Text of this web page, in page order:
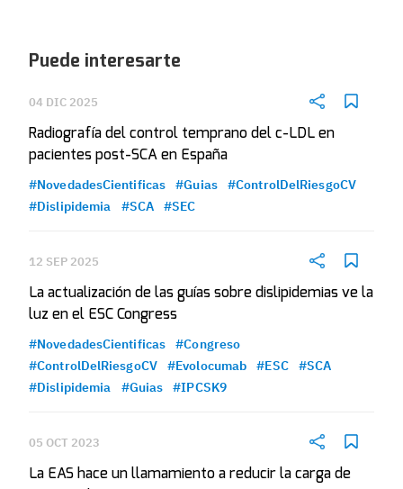
Puede interesarte
04 DIC 2025
Radiografía del control temprano del c-LDL en
pacientes post-SCA en España
#NovedadesCientificas #Guias
#ControlDelRiesgoCV
#Dislipidemia
#SCA #SEC
12 SEP 2025
La actualización de las guías sobre dislipidemias ve la
luz en el ESC Congress
#NovedadesCientificas
#Congreso
#ControlDelRiesgoCV
#Evolocumab #ESC
#SCA
#Dislipidemia
#Guias #IPCSK9
05 OCT 2023
La EAS hace un llamamiento a reducir la carga de